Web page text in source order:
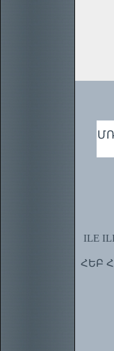
ILE ILI
ՀԵԲ